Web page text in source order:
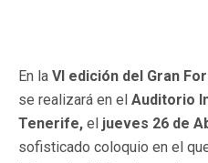
En la VI edición del Gran
se realizará en el Auditorio
Tenerife, el jueves 26 de
sofisticado coloquio en el